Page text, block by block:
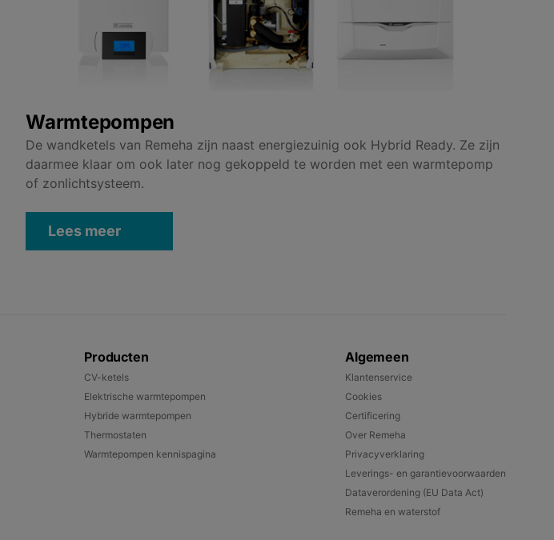
Warmtepompen
De wandketels van Remeha zijn naast energiezuinig ook Hybrid Ready. Ze zijn
daarmee klaar om ook later nog gekoppeld te worden met een warmtepomp
of zonlichtsysteem.
Lees meer
Producten
CV-ketels
Elektrische warmtepompen
Hybride warmtepompen
Thermostaten
Warmtepompen kennispagina
Algemeen
Klantenservice
Cookies
Certificering
Over Remeha
Privacyverklaring
Leverings- en garantievoorwaarden
Dataverordening (EU Data Act)
Remeha en waterstof